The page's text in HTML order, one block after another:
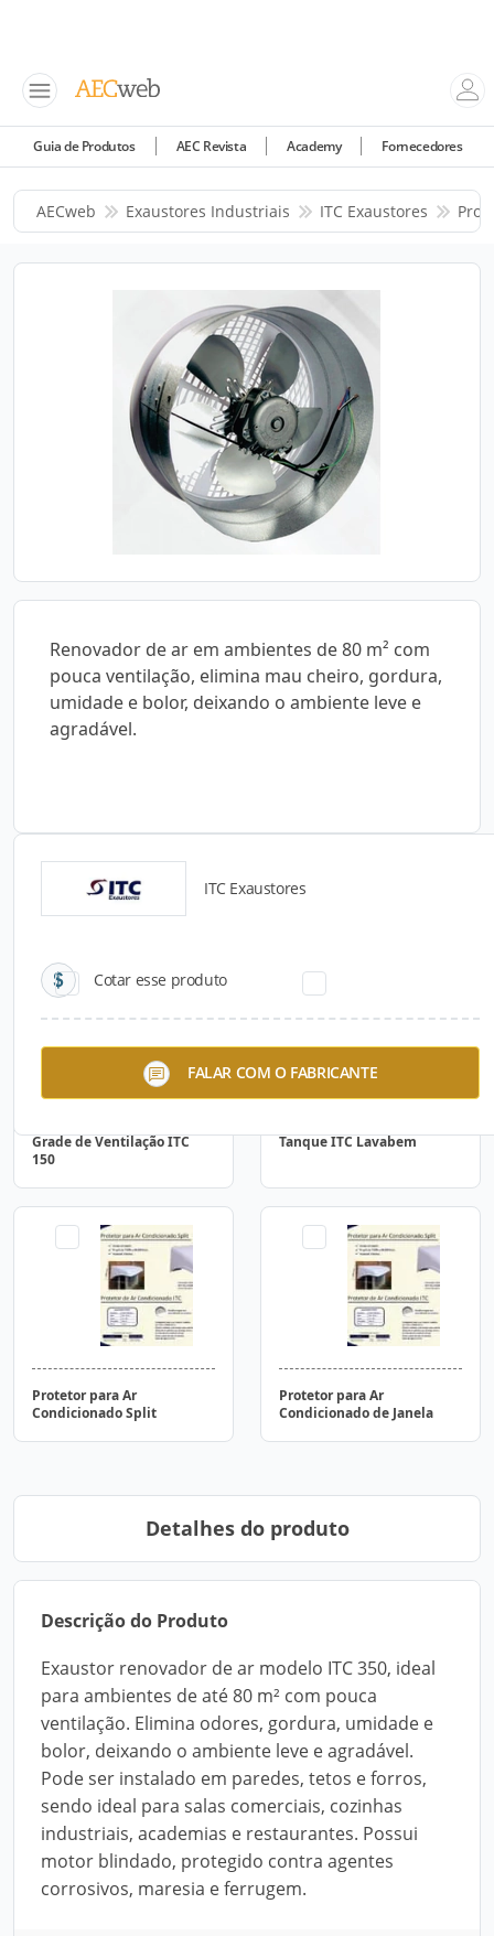
Guia de Produtos AEC Revista Academy Fornecedores
AECweb Exaustores Industriais ITC Exaustores
Renovador de ar em ambientes de 80 m² com
pouca ventilação, elimina mau cheiro, gordura,
umidade e bolor, deixando o ambiente leve e
agradável.
ITC Exaustores
Cotar esse produto
FALAR COM O FABRICANTE
Catálogos para Download
Grade de Ventilação ITC
150
Tanque ITC Lavabem
Protetor para Ar
Condicionado Split
Protetor para Ar
Condicionado de Janela
Detalhes do produto
Descrição do Produto
Exaustor renovador de ar modelo ITC 350, ideal
para ambientes de até 80 m² com pouca
ventilação. Elimina odores, gordura, umidade e
bolor, deixando o ambiente leve e agradável.
Pode ser instalado em paredes, tetos e forros,
sendo ideal para salas comerciais, cozinhas
industriais, academias e restaurantes. Possui
motor blindado, protegido contra agentes
corrosivos, maresia e ferrugem.